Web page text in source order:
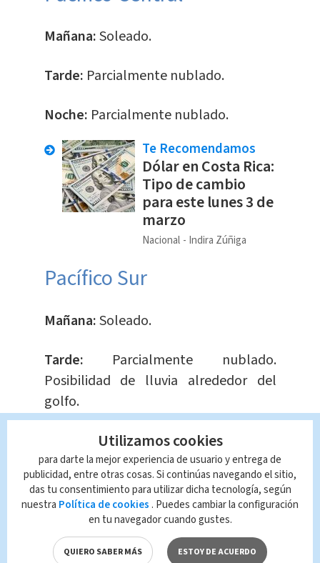
Mañana:Soleado.
Tarde: Parcialmente nublado.
Noche: Parcialmente nublado.
Te Recomendamos
Dólar en Costa Rica:
Tipo de cambio
para este lunes 3 de
marzo
Nacional Indira Zúñiga
Pacífico Sur
Mañana:Soleado.
Tarde: Parcialmente nublado.
Posibilidad de lluvia alrededor del
golfo.
Parcialmente nublado.
Caribe Norte
Mañana:Pocas nubes.
Utilizamos cookies
para darte la mejor experiencia de usuario y entrega de
publicidad, entre otras cosas. Si continúas navegando el sitio,
das tu consentimiento para utilizar dicha tecnología, según
nuestra Política de cookies . Puedes cambiar la configuración
en tu navegador cuando gustes.
QUIERO SABER MÁS ESTOY DE ACUERDO